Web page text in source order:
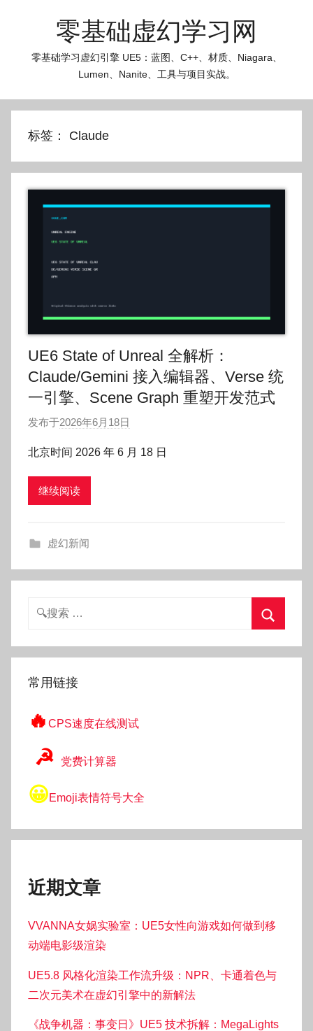
零基础虚幻学习网
零基础学习虚幻引擎 UE5：蓝图、C++、材质、Niagara、
Lumen、Nanite、工具与项目实战。
标签： Claude
UE6 State of Unreal 全解析：
Claude/Gemini 接入编辑器、Verse 统
一引擎、Scene Graph 重塑开发范式
发布于2026年6月18日
o
北京时间 2026 年 6 月 18 日
继续阅读
虚幻新闻
搜
索
常用链接
🔥 CPS速度在线测试
☭ 党费计算器
😀Emoji表情符号大全
近期文章
VVANNA女娲实验室：UE5女性向游戏如何做到移
动端电影级渲染
UE5.8 风格化渲染工作流升级：NPR、卡通着色与
二次元美术在虚幻引擎中的新解法
《战争机器：事变日》UE5 技术拆解：MegaLights